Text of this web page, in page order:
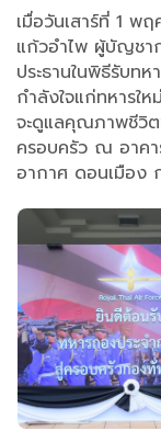
เมื่อวันเสาร์ที่ 1 พ
แก้วอำไพ ผู้บัญชา
ประธานในพิธีรับท
กำลังใจแก่ทหารใ
จะดูแลคุณภาพชีวิต
ครอบครัว ณ อาค
อากาศ ดอนเมือง